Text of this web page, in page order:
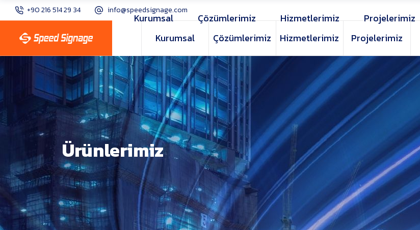
+90 216 514 29 34 info@speedsignage.com
Kurumsal Çözümlerimiz Hizmetlerimiz Projelerimiz
Kurumsal Çözümlerimiz Hizmetlerimiz Projelerimiz
Ürünlerimiz